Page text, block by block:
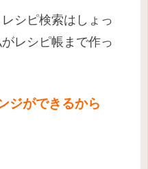
シピ検索はしょっ
レシピ帳まで作っ
ジができるから